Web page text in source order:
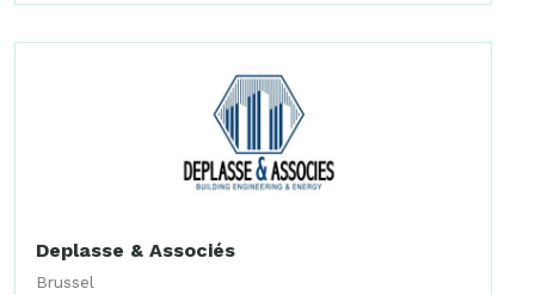
Deplasse & Associés
Brussel